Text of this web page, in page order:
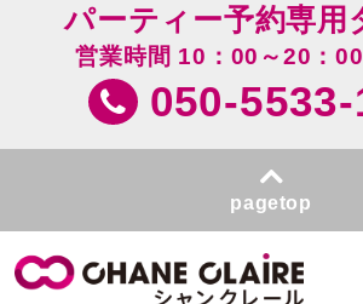
パーティー予約専用
営業時間 10：00～20：
050-5533-
pagetop